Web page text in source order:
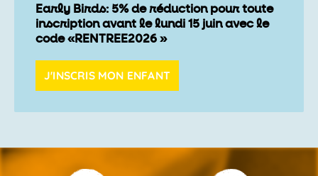
Early Birds: 5% de réduction pour toute
inscription avant le lundi 15 juin avec le
code «RENTREE2026 »
J'INSCRIS MON ENFANT